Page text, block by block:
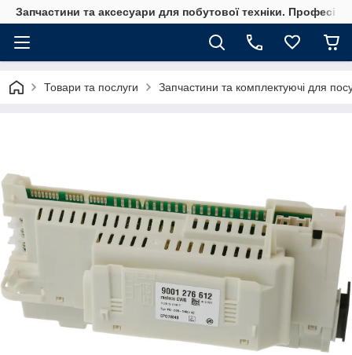
Запчастини та аксесуари для побутової техніки.
Товари та послуги Запчастини та комплектуючі для